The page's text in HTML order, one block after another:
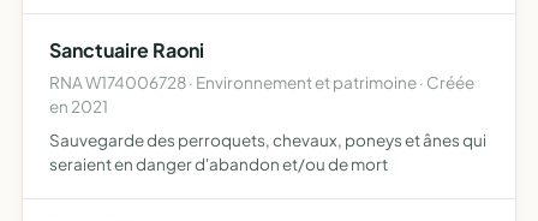
Sanctuaire Raoni
RNA W174006728 · Environnement et patrimoine · Créée
en 2021
Sauvegarde des perroquets, chevaux, poneys et ânes qui
seraient en danger d'abandon et/ou de mort